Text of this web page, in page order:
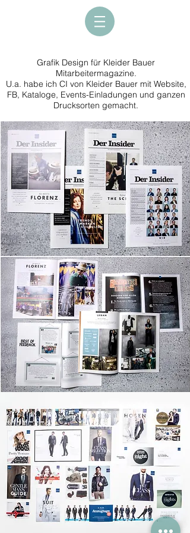
Grafik Design für Kleider Bauer
Mitarbeitermagazine.
U.a. habe ich CI von Kleider Bauer mit Website,
FB, Kataloge, Events-Einladungen und ganzen
Drucksorten gemacht.